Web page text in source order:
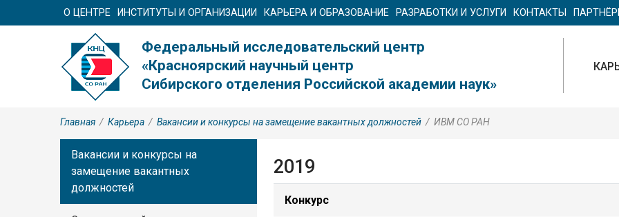
О ЦЕНТРЕ ИНСТИТУТЫ И ОРГАНИЗАЦИИ КАРЬЕРА И ОБРАЗОВАНИЕ РАЗРАБОТКИ И УСЛУГИ КОНТАКТЫ
Федеральный исследовательский центр
«Красноярский научный центр
Сибирского отделения Российской академии наук»
Главная / Карьера / Вакансии и конкурсы на замещение вакантных должностей / ИВМ СО РАН
Вакансии и конкурсы на
замещение вакантных
должностей
2019
Конкурс